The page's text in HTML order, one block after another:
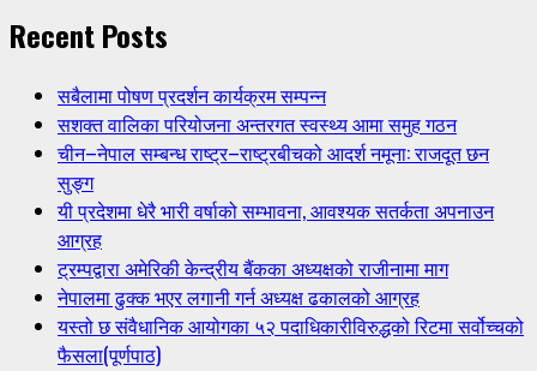
Recent Posts
सबैलामा पोषण प्रदर्शन कार्यक्रम सम्पन्न
सशक्त वालिका परियोजना अन्तरगत स्वस्थ्य आमा समुह गठन
चीन–नेपाल सम्बन्ध राष्ट्र–राष्ट्रबीचको आदर्श नमूना: राजदूत छन
सुङ्ग
यी प्रदेशमा धेरै भारी वर्षाको सम्भावना, आवश्यक सतर्कता अपनाउन
आग्रह
ट्रम्पद्वारा अमेरिकी केन्द्रीय बैंकका अध्यक्षको राजीनामा माग
नेपालमा ढुक्क भएर लगानी गर्न अध्यक्ष ढकालको आग्रह
यस्तो छ संवैधानिक आयोगका ५२ पदाधिकारीविरुद्धको रिटमा सर्वोच्चको
फैसला(पूर्णपाठ)